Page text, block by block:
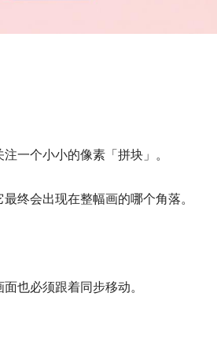
一个小小的像素「拼块」。
终会出现在整幅画的哪个角落。
也必须跟着同步移动。